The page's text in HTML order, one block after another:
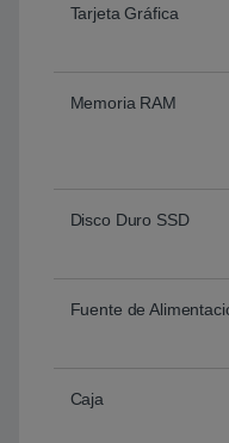
Tarjeta Gráfica
Memoria RAM
Disco Duro SSD
Fuente de
Caja